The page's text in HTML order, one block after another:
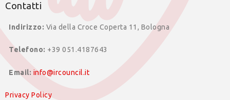
Contatti
Indirizzo: Via della Croce Coperta 11, Bologna
Telefono: +39 051.4187643
Email: info@ircouncil.it
Privacy Policy